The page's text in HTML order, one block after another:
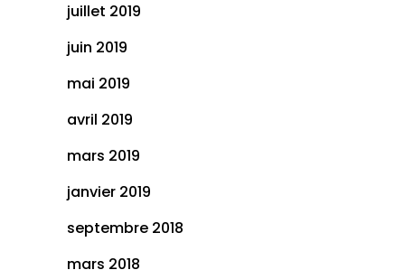
juillet 2019
juin 2019
mai 2019
avril 2019
mars 2019
janvier 2019
septembre 2018
mars 2018